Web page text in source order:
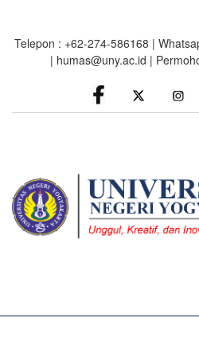
main
Telepon : +62-274-586168 |
| humas@uny.ac.id |
facebook